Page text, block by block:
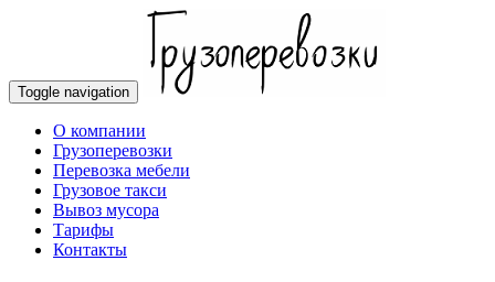
Toggle navigation
О компании
Грузоперевозки
Перевозка мебели
Грузовое такси
Вывоз мусора
Тарифы
Контакты